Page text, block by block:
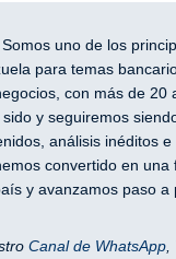
Somos uno de los
para temas
con más de 20
y seguiremos
análisis inéditos e
convertido en una
y avanzamos paso a
Canal de WhatsApp